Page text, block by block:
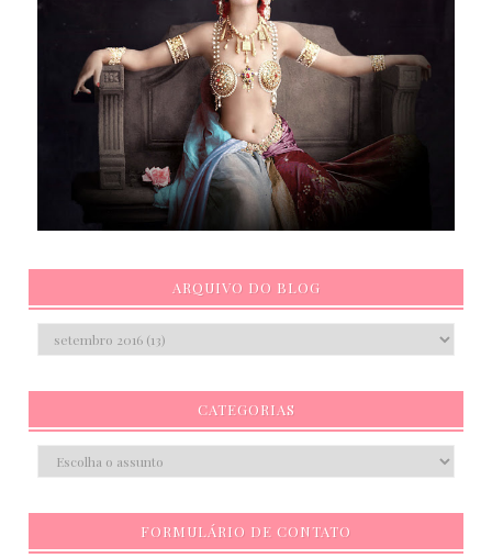
ARQUIVO DO BLOG
CATEGORIAS
FORMULÁRIO DE CONTATO